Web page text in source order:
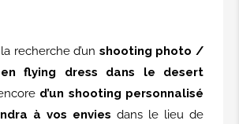
robes
1h30 de shooting
photos à selectionner + Retouche
recherche d’un shooting photo /
flying dress dans le desert
d’un shooting personnalisé
à vos envies dans le lieu de